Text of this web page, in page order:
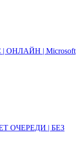
| ОНЛАЙН | Microsoft
ОЧЕРЕДИ | БЕЗ